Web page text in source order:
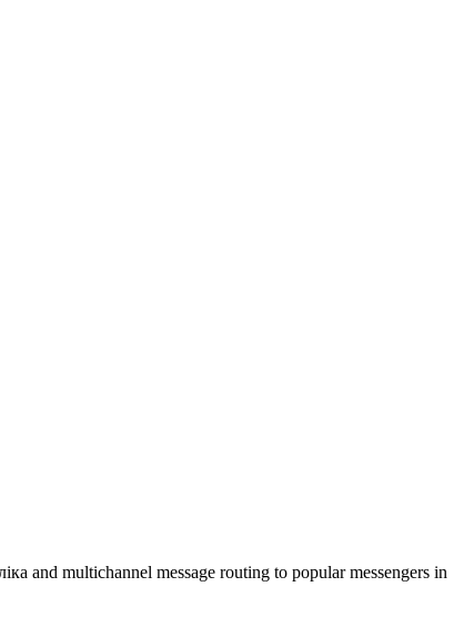
and multichannel message routing to popular messengers in